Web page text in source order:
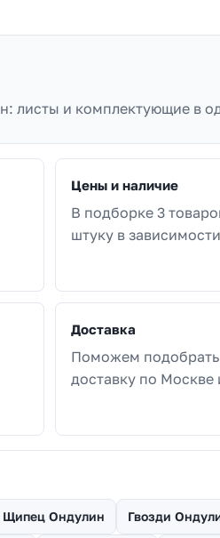
листы и комплектующие в
Цены и наличие
В подборке 3
штуку в
Доставка
Поможем подобрать
доставку по Москве
Щипец Ондулин Гвозди